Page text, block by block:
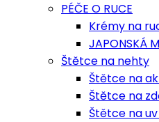
PÉČE O RUCE
Krémy na
JAPONSKÁ
Štětce na nehty
Štětce na
Štětce na
Štětce na